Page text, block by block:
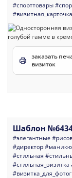
#спорттовары
#визитная_карточка
заказать
визиток
Шаблон
#элегантные
#директор
#стильная
#стильная_визитка